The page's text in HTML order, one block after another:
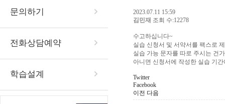
문의하기
전화상담예약
학습설계
2023.07.11 15:59
김민재 조회 수:12278
수고하십니다~
실습 신청서 및 서약서를 팩스로
실습 가능 문자를 따로 주시는 건
아니면 신청서에 작성한 실습 기
Twitter
Facebook
이전 다음